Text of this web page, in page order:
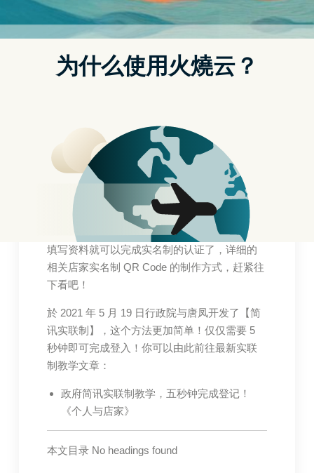
电脑软体
疫情越来越严重，有开业的店家得要遵守「实
但其实许多有在营业的摊贩或是小吃店，他们
都是老年人不太懂电脑，这突如其来的实名制
规定会搞得他们一个头两个大，当你今天要做
餐又得要请客人留下姓名电话的资料时，一定
会忙不过来，所以今天就是要来教教大家该如
何制作实名制的 QR Code，让客人自己扫码後
填写资料就可以完成实名制的认证了，详细的
相关店家实名制 QR Code 的制作方式，赶紧往
下看吧！
於 2021 年 5 月 19 日行政院与唐凤开发了【简
讯实联制】，这个方法更加简单！仅仅需要 5
秒钟即可完成登入！你可以由此前往最新实联
制教学文章：
​政府简讯实联制教学，五秒钟完成登记！
《个人与店家》
本文目录 No headings found